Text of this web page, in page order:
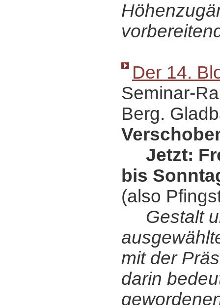
Der 14.
Seminar-
Berg.
Jetzt:
bis
(also
Gestalt
mit der
darin